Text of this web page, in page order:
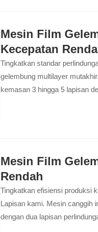
Mesin Film
Kecepatan
Tingkatkan standar
gelembung multilayer
kemasan 3 hingga 5 lapisan
Mesin Film
Rendah
Tingkatkan efisiensi produksi
Lapisan kami. Mesin canggih
dengan dua lapisan